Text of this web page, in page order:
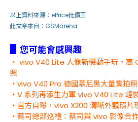
以上資料來源： ePrice比價王
此文章來自：GSMarena
您可能會感興趣
・ vivo V40 Lite 人像新機動手玩，高
照
・vivo V40 Pro 德國慕尼黑大量實拍
・V 系列再添生力軍 vivo V40 Lite 輕
・官方自曝，vivo X200 清晰外觀照片
・蔡司總部巡禮：蔡司與 vivo 影像合